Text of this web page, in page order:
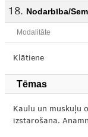
Nodarbība/
Modalitāte
Klātiene
Tēmas
Kaulu un muskuļu
izstarošana.